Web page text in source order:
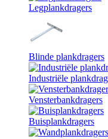
Legplankdragers
Blinde plankdragers
Industriële
Vensterbankdragers
Buisplankdragers